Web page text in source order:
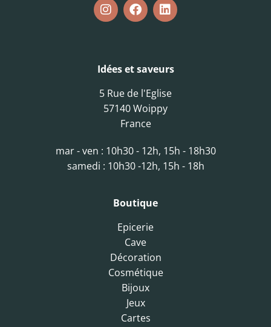
Idées et saveurs
5 Rue de l'Eglise
57140 Woippy
France
mar - ven : 10h30 - 12h, 15h - 18h30
samedi : 10h30 -12h, 15h - 18h
Boutique
Epicerie
Cave
Décoration
Cosmétique
Bijoux
Jeux
Cartes